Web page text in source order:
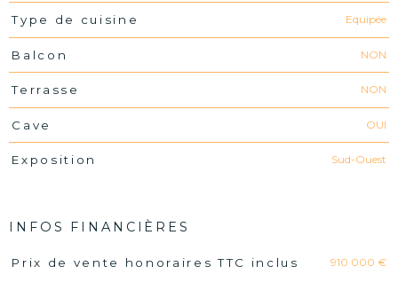
Type de cuisine Equipée
Balcon NON
Terrasse NON
Cave OUI
Exposition Sud-Ouest
INFOS FINANCIÈRES
Caractéristiques Valeurs
Prix de vente honoraires TTC inclus 910 000 €